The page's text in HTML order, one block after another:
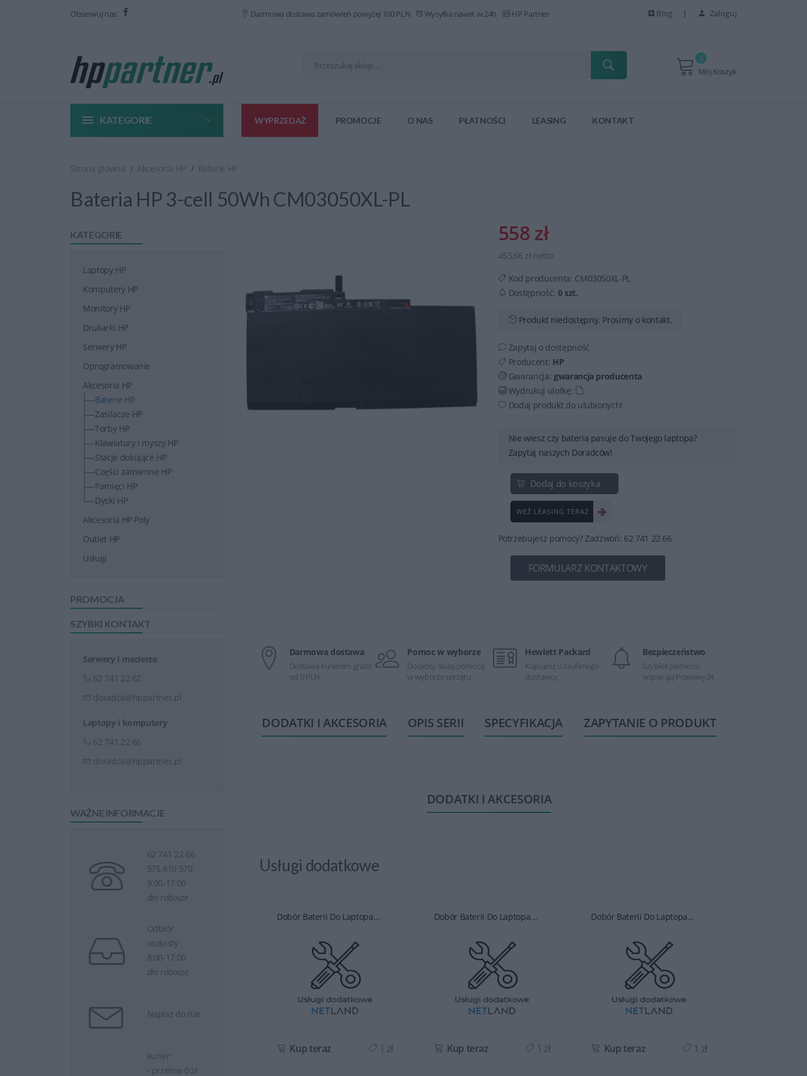
Obserwuj nas: Darmowa dostawa zamówień powyżej 100 PLN Wysyłka nawet w 24h HP Partner Blog Zaloguj
Mój Koszyk
0
KATEGORIE WYPRZEDAŻ PROMOCJE O NAS PŁATNOŚCI LEASING KONTAKT
Strona główna Akcesoria HP Baterie HP
Bateria HP 3-cell 50Wh CM03050XL-PL
KATEGORIE
Laptopy HP
Komputery HP
Monitory HP
Drukarki HP
Serwery HP
Oprogramowanie
Akcesoria HP
Baterie HP
Zasilacze HP
Torby HP
Klawiatury i myszy HP
Stacje dokujące HP
Części zamienne HP
Pamięci HP
Dyski HP
Akcesoria HP Poly
Outlet HP
Usługi
PROMOCJA
SZYBKI KONTAKT
Serwery i macierze
62 741 22 62
doradca@hppartner.pl
Laptopy i komputery
62 741 22 66
doradca@hppartner.pl
WAŻNE INFORMACJE
62 741 22 66
575 810 570
9:00-17:00
dni robocze
Odbiór
osobisty
8:00-17:00
dni robocze
Napisz do nas
kurier:
- przelew 0 zł
558 zł
453,66 zł netto
Kod producenta: CM03050XL-PL
Dostępność: 0 szt.
Produkt niedostępny. Prosimy o kontakt.
Zapytaj o dostępność
Producent: HP
Gwarancja: gwarancja producenta
Wydrukuj ulotkę:
Dodaj produkt do ulubionych!
Nie wiesz czy bateria pasuje do Twojego laptopa?
Zapytaj naszych Doradców!
Dodaj do koszyka
WEŹ LEASING TERAZ
Potrzebujesz pomocy? Zadzwoń: 62 741 22 66
FORMULARZ KONTAKTOWY
Darmowa dostawa
Dostawa kurierem gratis
od 0 PLN
Pomoc w wyborze
Doradcy służą pomocą
w wyborze sprzętu
Hewlett Packard
Kupujesz u zaufanego
dostawcy
Bezpieczeństwo
Szybkie płatności
wspierają Przelewy24
DODATKI I AKCESORIA OPIS SERII SPECYFIKACJA ZAPYTANIE O PRODUKT
DODATKI I AKCESORIA
Usługi dodatkowe
Dobór Baterii Do Laptopa...
Kup teraz 1 zł
Dobór Baterii Do Laptopa...
Kup teraz 1 zł
Dobór Baterii Do Laptopa...
Kup teraz 1 zł